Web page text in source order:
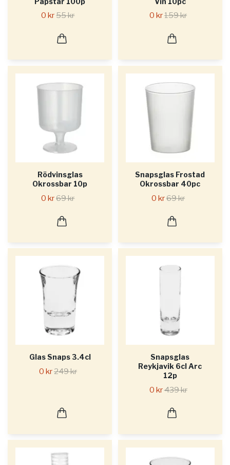
0 kr55 kr 0 kr159 kr
Rödvinsglas
Okrossbar 10p
0 kr69 kr
Snapsglas Frostad
Okrossbar 40pc
0 kr69 kr
Glas Snaps 3.4cl
0 kr249 kr
Snapsglas
Reykjavik 6cl Arc
12p
0 kr439 kr